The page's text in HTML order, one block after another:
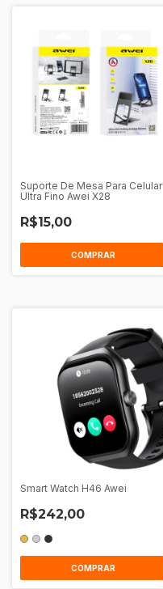
Suporte De Mesa Para Celular
Ultra Fino Awei X28
R$15,00
COMPRAR
Smart Watch H46 Awei
R$242,00
COMPRAR